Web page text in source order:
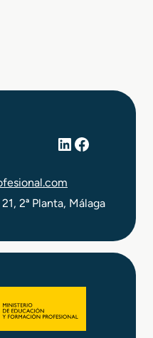
LinkedIn
Facebook
2ª Planta, Málaga